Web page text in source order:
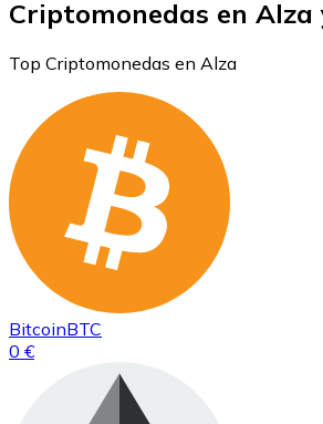
Criptomonedas en Alza
Top Criptomonedas en Alza
BitcoinBTC
0 €